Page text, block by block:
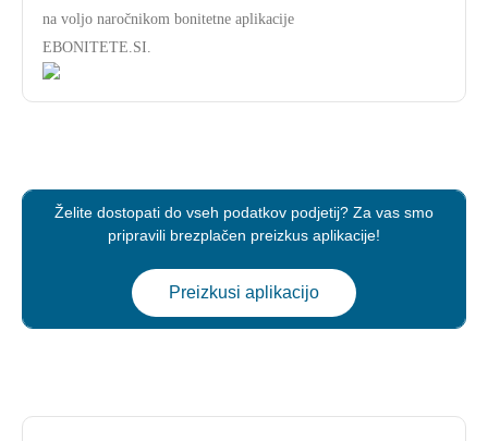
na voljo naročnikom bonitetne aplikacije
EBONITETE.SI.
Želite dostopati do vseh podatkov podjetij? Za vas smo
pripravili brezplačen preizkus aplikacije!
Preizkusi aplikacijo